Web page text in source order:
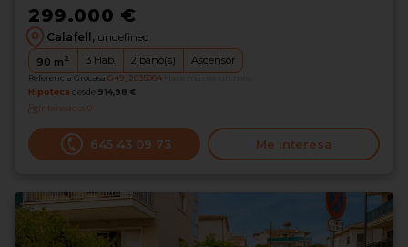
299.000 €
Calafell, undefined
90 m2 3 Hab. 2 baño(s) Ascensor
Referencia Grocasa G49_2035064
Hipoteca desde 914,98 €
Interesados0
645 43 09 73 Me interesa